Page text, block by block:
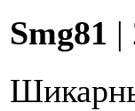
Smg81 |